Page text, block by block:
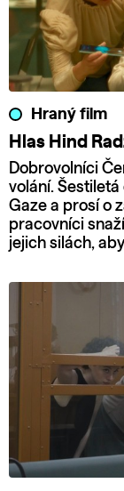
Hraný film
Hlas Hind
Dobrovolníci
volání.
Gaze a prosí o
pracovníci
jejich silách,